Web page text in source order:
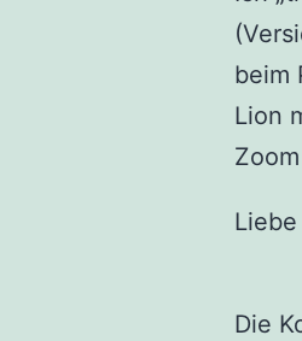
beim
Lion
Die